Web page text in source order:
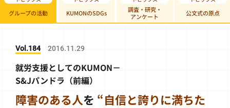
グループの活動 KUMONのSDGs
調査・研究・
アンケート
公文式の原点
Vol.184 2016.11.29
就労支援としてのKUMON－
S&Jパンドラ（前編）
障害のある人を “自信と誇りに満ちた